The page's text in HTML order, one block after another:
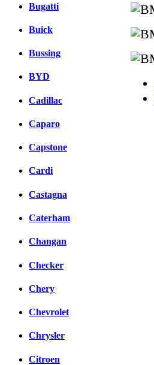
Bugatti
Buick
Bussing
BYD
Cadillac
Caparo
Capstone
Cardi
Castagna
Caterham
Changan
Checker
Chery
Chevrolet
Chrysler
Citroen